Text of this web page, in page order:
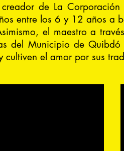
de La
entre los 6 y 12 años a
el maestro a
del Municipio de
el amor por sus